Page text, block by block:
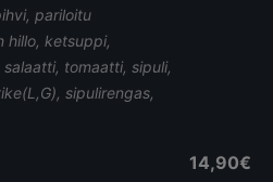
pariloitu
hillo, ketsuppi,
tomaatti, sipuli,
sipulirengas,
14,90€